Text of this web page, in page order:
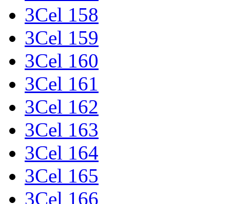
3Cel 158
3Cel 159
3Cel 160
3Cel 161
3Cel 162
3Cel 163
3Cel 164
3Cel 165
3Cel 166